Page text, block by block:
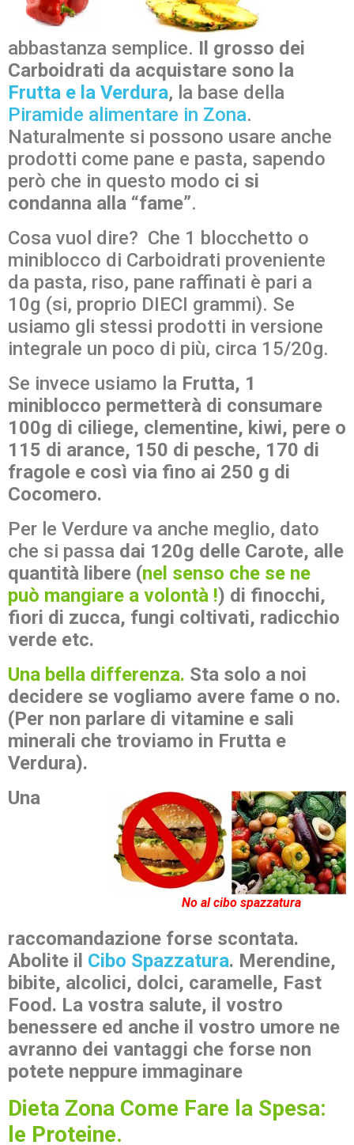
abbastanza semplice. Il grosso dei
Carboidrati da acquistare sono la
Frutta e la Verdura, la base della
Piramide alimentare in Zona.
Naturalmente si possono usare anche
prodotti come pane e pasta, sapendo
però che in questo modo ci si
condanna alla “fame”.
Cosa vuol dire? Che 1 blocchetto o
miniblocco di Carboidrati proveniente
da pasta, riso, pane raffinati è pari a
10g (si, proprio DIECI grammi). Se
usiamo gli stessi prodotti in versione
integrale un poco di più, circa 15/20g.
Se invece usiamo la Frutta, 1
miniblocco permetterà di consumare
100g di ciliege, clementine, kiwi, pere o
115 di arance, 150 di pesche, 170 di
fragole e così via fino ai 250 g di
Cocomero.
Per le Verdure va anche meglio, dato
che si passa dai 120g delle Carote, alle
quantità libere (nel senso che se ne
può mangiare a volontà !) di finocchi,
fiori di zucca, fungi coltivati, radicchio
verde etc.
Una bella differenza. Sta solo a noi
decidere se vogliamo avere fame o no.
(Per non parlare di vitamine e sali
minerali che troviamo in Frutta e
Verdura).
No al cibo spazzatura
Una
raccomandazione forse scontata.
Abolite il Cibo Spazzatura. Merendine,
bibite, alcolici, dolci, caramelle, Fast
Food. La vostra salute, il vostro
benessere ed anche il vostro umore ne
avranno dei vantaggi che forse non
potete neppure immaginare
Dieta Zona Come Fare la Spesa:
le Proteine.